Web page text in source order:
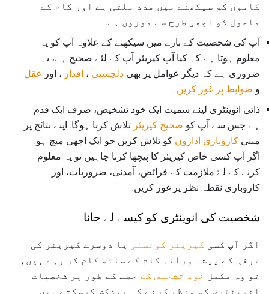
کاموں کو سیکھنے میں مدد ملتی ہے اور کام کے
ماحول کو اچھی طرح سے موزوں ہے.
آپ کی شخصیت کے بارے میں سیکھنے کے علاوہ آپ کو یہ
معلوم ہوتا ہے کہ کیا آپ کیریئر آپ کے لئے صحیح ہے، یہ
ضروری ہے کہ دیگر عوامل پر بھی دلچسپی ، اقدار ، اور عقل
و ضوابط پر غور کریں .
ذاتی انوینٹری لینے سمیت ایک خود تشخیص، صرف ایک قدم
ہے جس سے آپ کو صحیح کیریئر تلاش کرنا ہوگا. اپنے نتائج پر
مبنی کاروباری اداروں کو تلاش کریں جو ایک اچھی میچ ہو.
اگر آپ کسی خاص کیریئر کا پیچھا کرنا چاہیں تو یہ معلوم
کرنے کے لۓ ملازمت کے فرائض، آمدنی، ضروریات، اور
کاروباری نقطہ نظر پر غور کریں.
شخصیت کی انوینٹری کو کیسے لے جانا
اگر آپ کسی کیریئر کونسلر
یا دوسرے کیریئر کی
ترقی کے پیشہ ورانہ کام کے ساتھ کام کر رہے ہیں،
تو وہ مکمل خود تشخیص کے حصے کے طور پر شخصیات
انوینٹری کو منظم کرنے کی پیشکش کرسکتے ہیں.